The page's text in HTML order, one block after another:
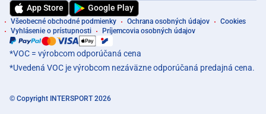
App Store Google Play
Všeobecné obchodné podmienky Ochrana osobných údajov
Cookies
Vyhlásenie o prístupnosti
Príjemcovia osobných údajov
*VOC = výrobcom odporúčaná cena
*Uvedená VOC je výrobcom nezáväzne odporúčaná predajná cena.
© Copyright INTERSPORT 2026